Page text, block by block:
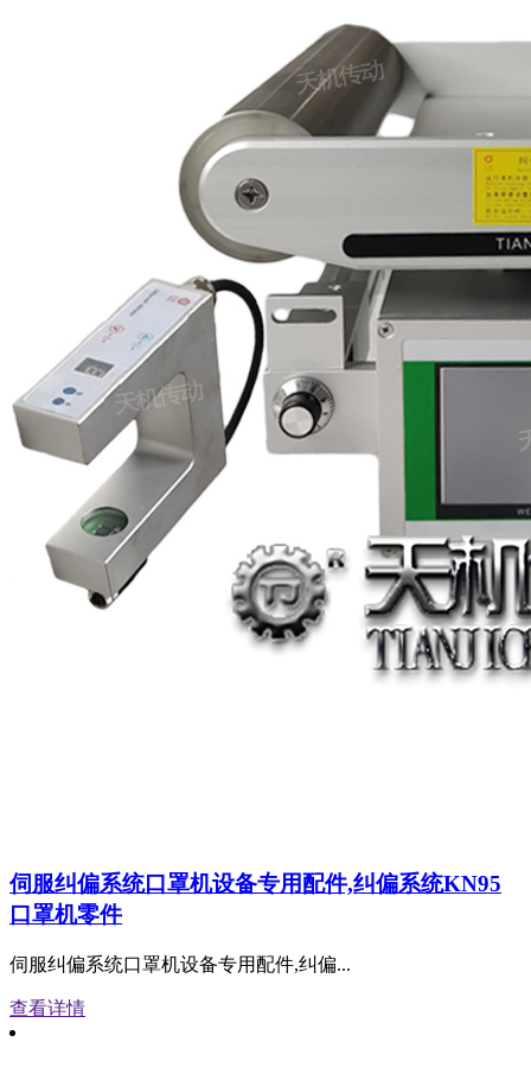
伺服纠偏系统口罩机设备专用配件,纠偏系统KN95
口罩机零件
伺服纠偏系统口罩机设备专用配件,纠偏...
查看详情